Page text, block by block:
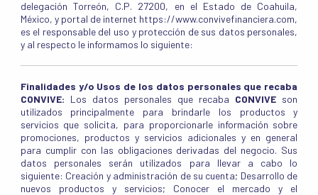
delegación Torreón, C.P. 27200, en el Estado de Coahuila,
México, y portal de internet https://www.convivefinanciera.com,
es el responsable del uso y protección de sus datos personales,
y al respecto le informamos lo siguiente:
Finalidades y/o Usos de los datos personales que recaba
CONVIVE: Los datos personales que recaba CONVIVE son
utilizados principalmente para brindarle los productos y
servicios que solicita, para proporcionarle información sobre
promociones, productos y servicios adicionales y en general
para cumplir con las obligaciones derivadas del negocio. Sus
datos personales serán utilizados para llevar a cabo lo
siguiente: Creación y administración de su cuenta; Desarrollo de
nuevos productos y servicios; Conocer el mercado y el